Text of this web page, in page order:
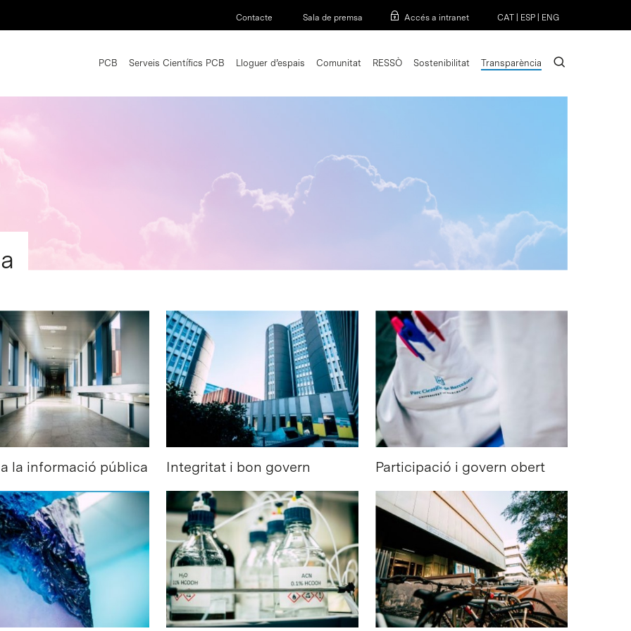
Contacte Sala de premsa Accés a intranet CAT ESP ENG
PCB Serveis Científics PCB Lloguer d’espais Comunitat RESSÒ Sostenibilitat Transparència search
la informació pública Integritat i bon govern Participació i govern obert